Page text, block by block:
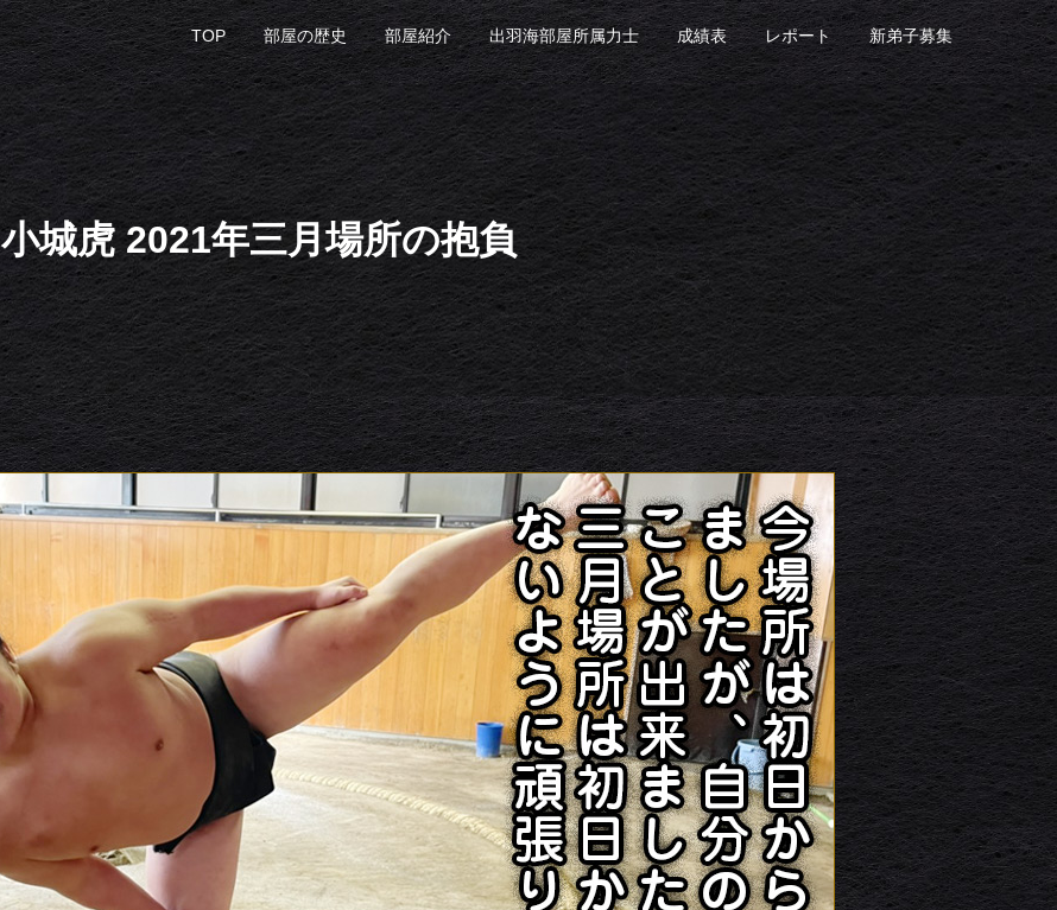
TOP 部屋の歴史 部屋紹介 出羽海部屋所属力士 成績表 レポート 新弟子募集
小城虎 2021年三月場所の抱負